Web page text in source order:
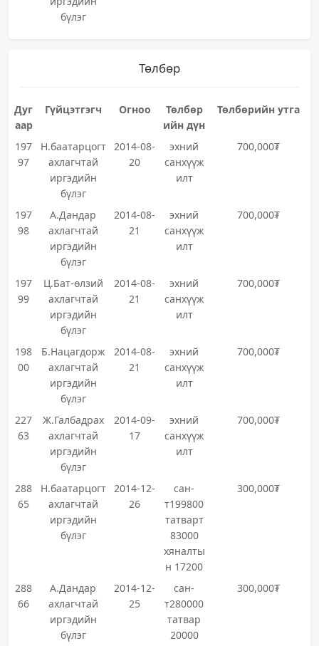
бүлэг
Төлбөр
Дуг
аар
Гүйцэтгэгч Огноо
Төлбөр
ийн дүн
Төлбөрийн утга
197
97
Н.баатарцогт
ахлагчтай
иргэдийн
бүлэг
2014-08-
20
эхний
санхүүж
илт
700,000₮
197
98
А.Дандар
ахлагчтай
иргэдийн
бүлэг
2014-08-
21
эхний
санхүүж
илт
700,000₮
197
99
Ц.Бат-өлзий
ахлагчтай
иргэдийн
бүлэг
2014-08-
21
эхний
санхүүж
илт
700,000₮
198
00
Б.Нацагдорж
ахлагчтай
иргэдийн
бүлэг
2014-08-
21
эхний
санхүүж
илт
700,000₮
227
63
Ж.Галбадрах
ахлагчтай
иргэдийн
бүлэг
2014-09-
17
эхний
санхүүж
илт
700,000₮
288
65
Н.баатарцогт
ахлагчтай
иргэдийн
бүлэг
2014-12-
26
сан-
т199800
татварт
83000
хяналты
н 17200
300,000₮
288
66
А.Дандар
ахлагчтай
иргэдийн
бүлэг
2014-12-
25
сан-
т280000
татвар
20000
300,000₮